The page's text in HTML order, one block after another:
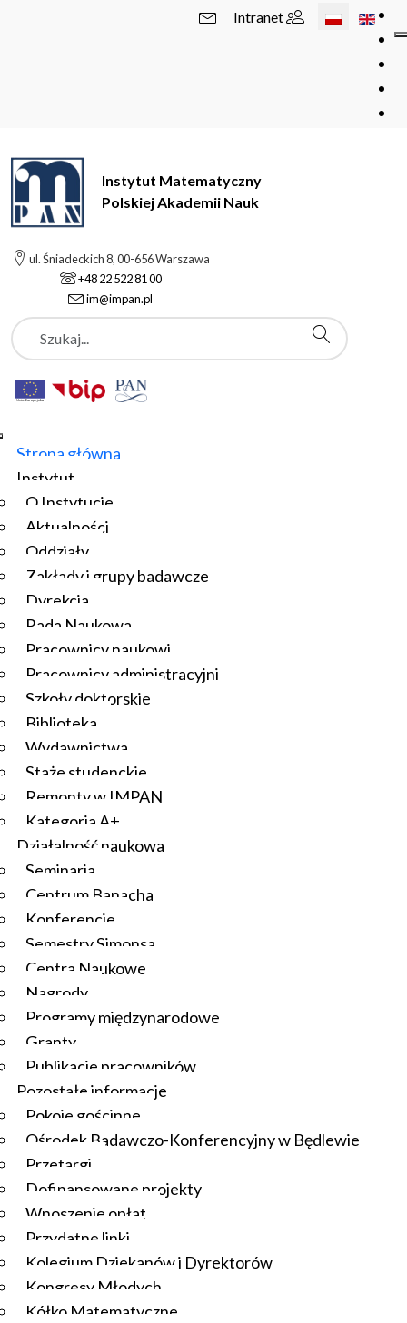
Wybierz swój
Intranet
Instytut Matematyczny
Polskiej Akademii Nauk
ul. Śniadeckich 8, 00-656 Warszawa
+48 22 522 81 00
im@impan.pl
Szukaj
Strona główna
Instytut
O Instytucie
Aktualności
Oddziały
Zakłady i grupy badawcze
Dyrekcja
Rada Naukowa
Pracownicy naukowi
Pracownicy administracyjni
Szkoły doktorskie
Biblioteka
Wydawnictwa
Staże studenckie
Remonty w IMPAN
Kategoria A+
Działalność naukowa
Seminaria
Centrum Banacha
Konferencje
Semestry Simonsa
Centra Naukowe
Nagrody
Programy międzynarodowe
Granty
Publikacje pracowników
Pozostałe informacje
Pokoje gościnne
Ośrodek Badawczo-Konferencyjny w Będlewie
Przetargi
Dofinansowane projekty
Wnoszenie opłat
Przydatne linki
Kolegium Dziekanów i Dyrektorów
Kongresy Młodych
Kółko Matematyczne